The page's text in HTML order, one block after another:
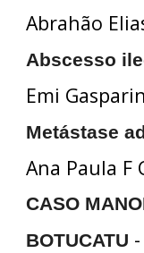
Abrahão
Abscesso
Emi
Metástase
Ana Paula F
CASO
BOTUCATU